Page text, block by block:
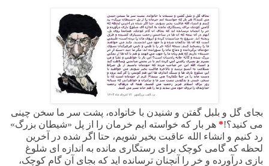
بجای گل و بلبل گفتن و شنیدن با خاتواده، پشت سر ما سخن چینی
می کنید؟!* هر بار که خواسته ایم خرمان را از پل «شیطان بزرگ»
رد کنیم و انشاء الله عاقبت بخیر شویم، حتا اگر شده در آخرین
لحظه که گامی کوچک برای رستگاری مانده به اندازه ای شلوغ
بازی درآورده و خر را آنچنان ترسانده اید که بجای آن گام کوچک،